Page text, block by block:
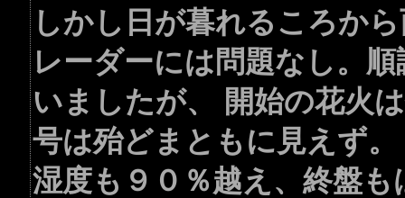
しかし日が暮れるころか
レーダーには問題なし。
いましたが、 開始の花火
号は殆どまともに見えず。
湿度も９０％越え、終盤